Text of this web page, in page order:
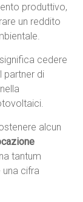
produttivo,
un reddito
significa cedere
partner di
alcun
tantum
cifra